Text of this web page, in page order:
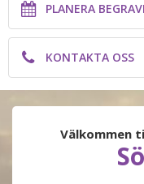
PLANERA
KONTAKTA OSS
PLANERA BEGRAVNING
PLANERA
KONTAKTA OSS
Välkommen